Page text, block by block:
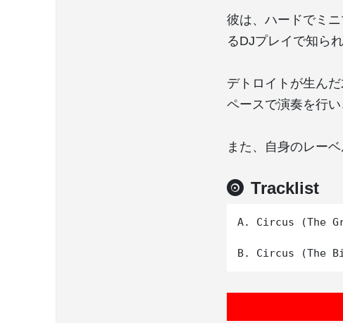
彼は、ハードでミ
るDJプレイで知ら
デトロイトが生ん
ペースで演奏を行
また、自身のレー
Tracklist
A. Circus (The